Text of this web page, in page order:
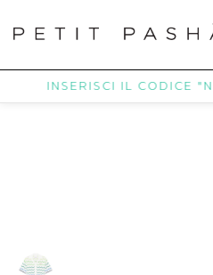
INSERISCI IL CODICE